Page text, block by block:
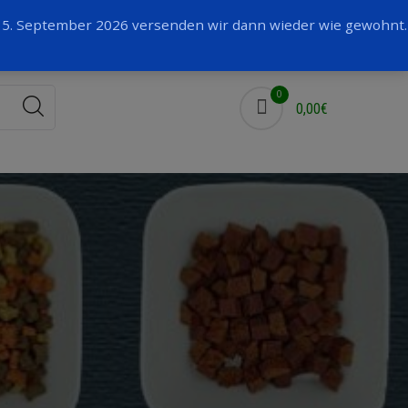
Facebook
0
0,00€
September 2026 versenden wir dann wieder wie gewohnt.